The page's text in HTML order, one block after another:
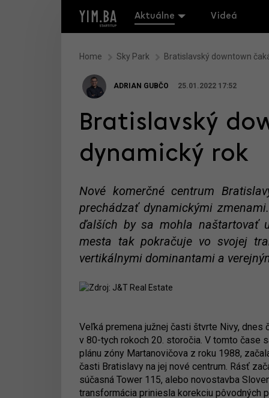
Aktuálne Videá
Home Sky Park Bratislavský downtown
ADRIAN GUBČO 25.01.2022 17:52
Bratislavský
dynamický rok
Nové komerčné centrum
prechádzať dynamickými
ďalších by sa mohla naštartovať
mesta tak pokračuje vo svojej
vertikálnymi dominantami a
Veľká premena južnej časti štvrte Nivy,
v 80-tych rokoch 20. storočia. V tomto čase
plánu zóny Martanovičova z roku 1988,
časti Bratislavy na jej nové centrum. Rásť
súčasná Tower 115, alebo novostavba
transformácia priniesla korekciu pôvodných